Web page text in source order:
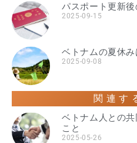
パスポート更新
2025-09-15
ベトナムの夏休み
2025-09-08
関連す
ベトナム人との
こと
2025-05-26